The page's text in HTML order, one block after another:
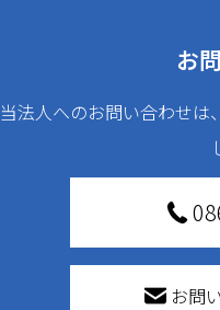
お
当法人へのお問い合わせは
お問